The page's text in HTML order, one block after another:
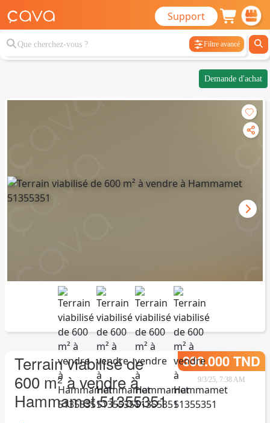
Support
Filtre avancé
Demande d'achat
Terrain viabilisé de
600 m² à vendre à
Hammamet 51355351
390.000 TND
9/3/25, 7:38 AM